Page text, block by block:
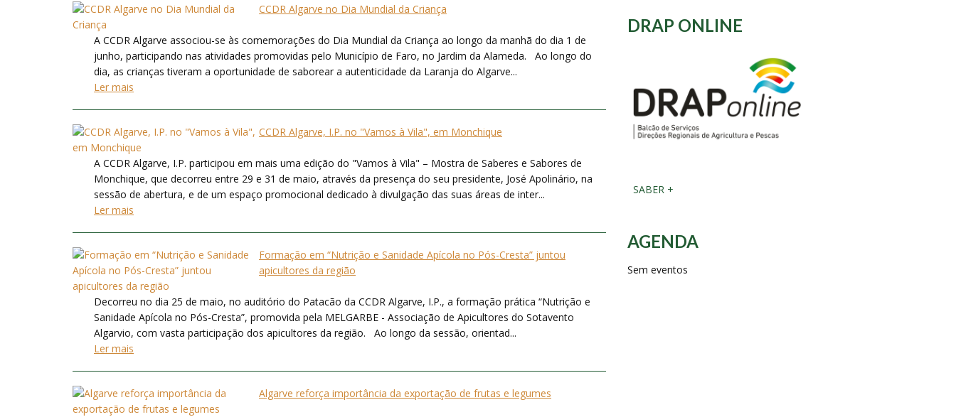
CCDR Algarve no Dia Mundial da Criança
A CCDR Algarve associou-se às comemorações do Dia Mundial da Criança ao longo da manhã do dia 1 de
junho, participando nas atividades promovidas pelo Município de Faro, no Jardim da Alameda. Ao longo do
dia, as crianças tiveram a oportunidade de saborear a autenticidade da Laranja do Algarve...
Ler mais
CCDR Algarve, I.P. no "Vamos à Vila", em Monchique
A CCDR Algarve, I.P. participou em mais uma edição do "Vamos à Vila" – Mostra de Saberes e Sabores de
Monchique, que decorreu entre 29 e 31 de maio, através da presença do seu presidente, José Apolinário, na
sessão de abertura, e de um espaço promocional dedicado à divulgação das suas áreas de inter...
Ler mais
Formação em “Nutrição e Sanidade Apícola no Pós-Cresta” juntou
apicultores da região
Decorreu no dia 25 de maio, no auditório do Patacão da CCDR Algarve, I.P., a formação prática “Nutrição e
Sanidade Apícola no Pós-Cresta”, promovida pela MELGARBE - Associação de Apicultores do Sotavento
Algarvio, com vasta participação dos apicultores da região. Ao longo da sessão, orientad...
Ler mais
Algarve reforça importância da exportação de frutas e legumes
DRAP ONLINE
SABER +
AGENDA
Sem eventos